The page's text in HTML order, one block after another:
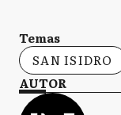
Temas
SAN ISIDRO
AUTOR